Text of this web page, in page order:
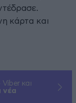
κάρτα και
και
νέα